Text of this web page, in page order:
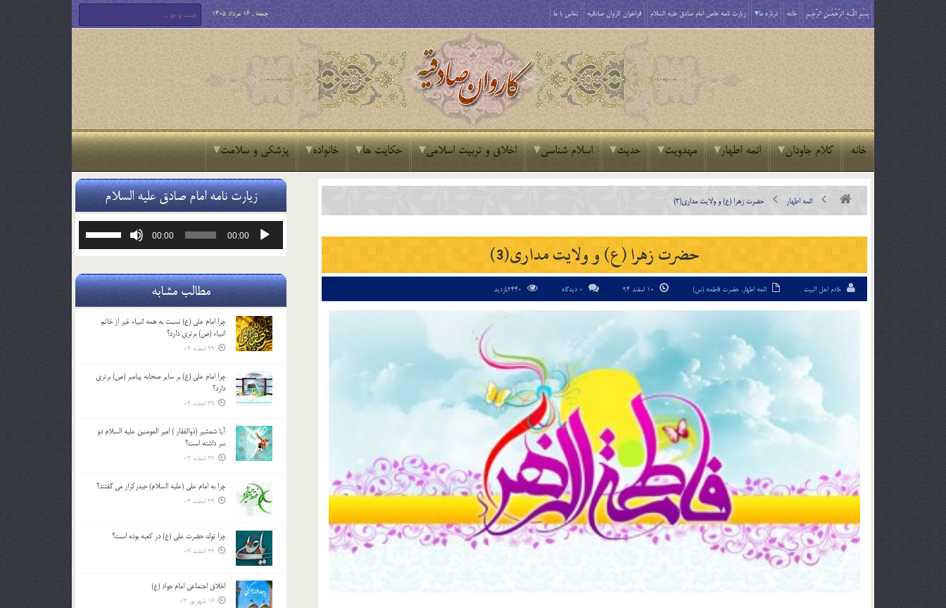
بِسْمِ اللَّـهِ الرَّحْمَـٰنِ الرَّحِيمِ خانه درباره ما زیارت نامه خاص امام صادق علیه السلام فراخوان کاروان صادقیه تماس با ما جمعه , 16 مرداد 1405
خانه کلام جاودان ائمه اطهار مهدویت حدیث اسلام شناسی اخلاق و تربیت اسلامی حکایت ها خانواده پزشکی و سلامت
ائمه اطهار حضرت زهرا (ع) و ولایت مداری(3)
حضرت زهرا (ع) و ولایت مداری(3)
خادم اهل البیت ائمه اطهار, حضرت فاطمه (س) 0 دیدگاه
زیارت نامه امام صادق علیه السلام
پخش‌کننده
00:00
00:00
یا
صدا
کلیدهای
مطالب مشابه
چرا امام علی (ع) نسبت به همه انبیاء غیر از خاتم
انبیاء (ص) برتری دارد؟
29 اسفند 03
چرا امام علی (ع) بر سایر صحابه پیامبر (ص) برتری
دارد؟
29 اسفند 03
آیا شمشیر (ذوالفقار ) امیر المومنین علیه السلام دو
سر داشته است؟
29 اسفند 03
چرا به امام علی (علیه السلام) حیدرکرار می گفتند؟
29 اسفند 03
چرا تولد حضرت علی (ع) در کعبه بوده است؟
29 اسفند 03
اخلاق اجتماعی امام جواد (ع)
16 شهریور 03